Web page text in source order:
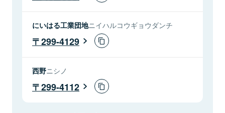
にいはる工業団地ニイハルコウギョウダンチ
299-4129
西野ニシノ
299-4112